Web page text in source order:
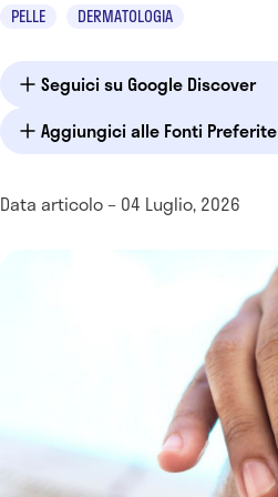
PELLE DERMATOLOGIA
Seguici su Google Discover
Aggiungici alle Fonti
Data articolo – 04 Luglio, 2026